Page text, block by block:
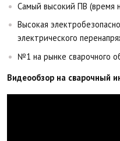
Самый высокий ПВ (время
Высокая
электрического
№1 на рынке сварочного
Видеообзор на сварочный